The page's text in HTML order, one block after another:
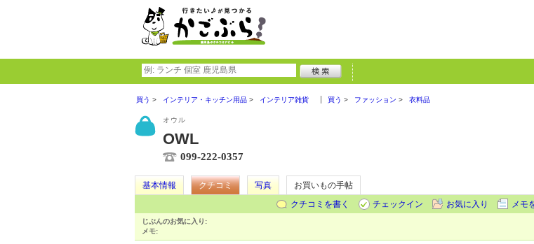
買う インテリア・キッチン用品 インテリア雑貨 買う ファッション 衣料品
オウル
OWL
099-222-0357
基本情報 クチコミ 写真
お買いもの手帖
クチコミを書く
チェックイン お気に入り メモ
じぶんのお気に入り:
メモ: